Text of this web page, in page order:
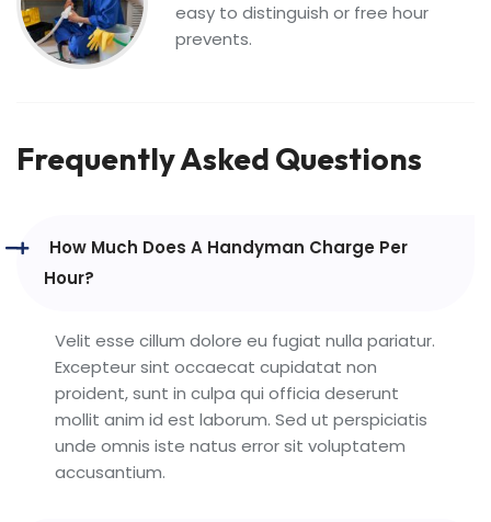
easy to distinguish or free hour
prevents.
Frequently Asked Questions
How Much Does A Handyman Charge Per
Hour?
Velit esse cillum dolore eu fugiat nulla pariatur.
Excepteur sint occaecat cupidatat non
proident, sunt in culpa qui officia deserunt
mollit anim id est laborum. Sed ut perspiciatis
unde omnis iste natus error sit voluptatem
accusantium.